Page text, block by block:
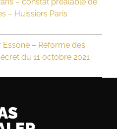
– Huissiers Paris
Essone – Réforme des
du 11 octobre 2021